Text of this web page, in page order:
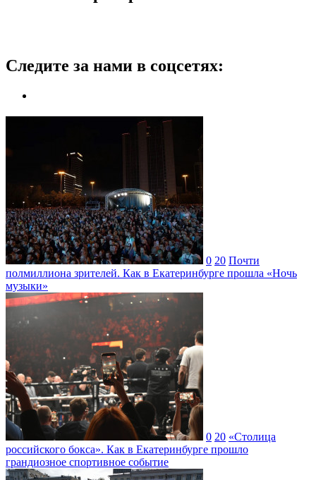
Следите за нами в соцсетях:
0 20 Почти
полмиллиона зрителей. Как в Екатеринбурге прошла «Ночь
музыки»
0 20 «Столица
российского бокса». Как в Екатеринбурге прошло
грандиозное спортивное событие